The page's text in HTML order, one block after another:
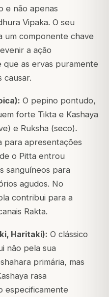
e não apenas
Vipaka. O seu
um componente chave
a ação
que as ervas puramente
causar.
): O pepino pontudo,
forte Tikta e Kashaya
e Ruksha (seco).
para apresentações
o Pitta entrou
sanguíneos para
agudos. No
contribui para a
Rakta.
Haritaki): O clássico
não pela sua
primária, mas
rasa
especificamente